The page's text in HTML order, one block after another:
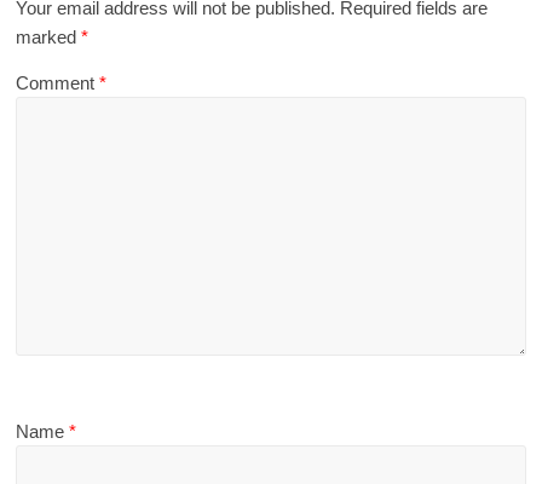
Your email address will not be published. Required fields are
marked*
Comment*
Name*